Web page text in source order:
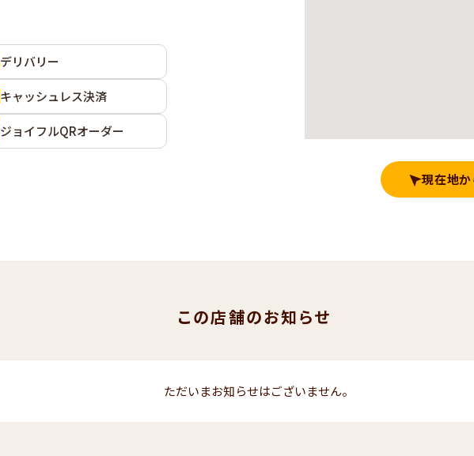
デリバリー
キャッシュレス決済
ジョイフルQRオーダー
現在地
この店舗のお知らせ
ただいまお知らせはございません。